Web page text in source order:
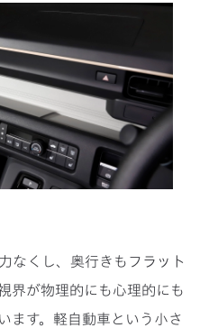
なくし、奥行きもフラット
界が物理的にも心理的にも
ます。軽自動車という小さ